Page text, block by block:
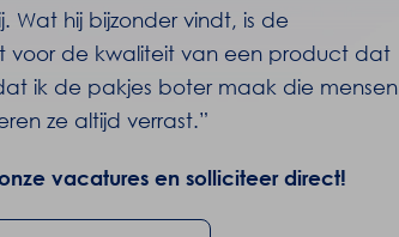
Wat hij bijzonder vindt, is de
voor de kwaliteit van een product dat
ik de pakjes boter maak die mensen
ze altijd verrast.”
vacatures en solliciteer direct!